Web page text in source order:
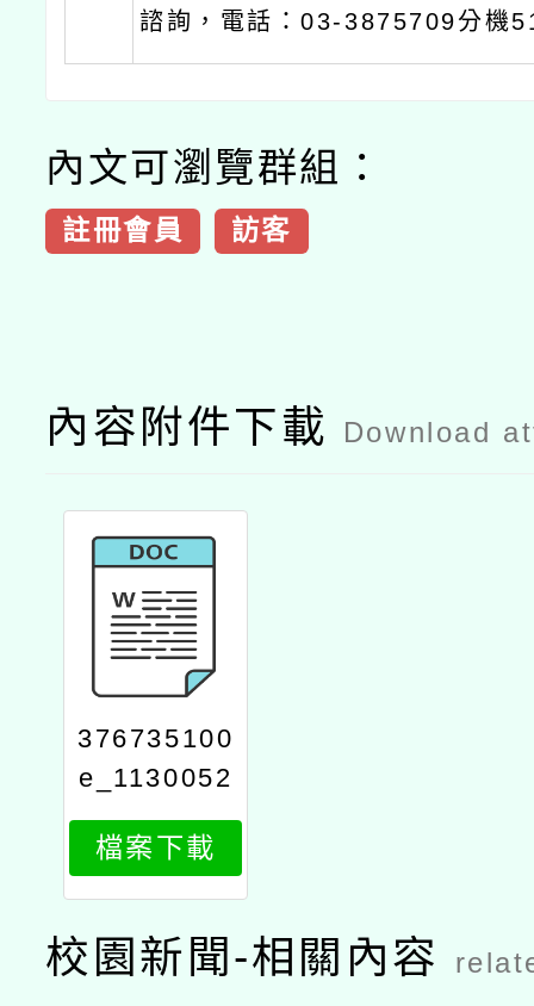
諮詢，電話：03-3875709分機
內文可瀏覽群組：
註冊會員 訪客
內容附件下載 Download
376735100
e_1130052
894_attach
1
檔案下載
校園新聞-相關內容